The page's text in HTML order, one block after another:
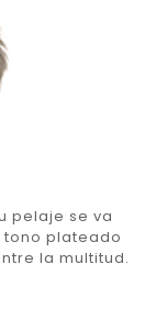
pelaje se va
tono plateado
la multitud.